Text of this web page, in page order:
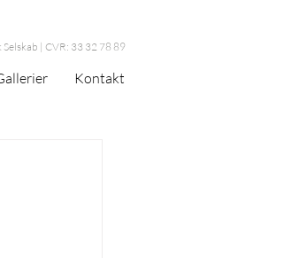
Selskab | CVR: 33 32 78 89
Kontakt